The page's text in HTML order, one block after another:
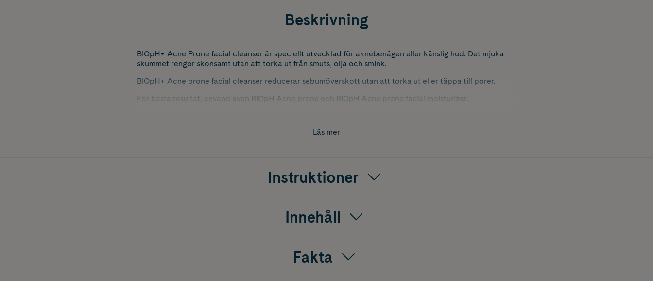
Beskrivning
BIOpH+ Acne Prone facial cleanser är speciellt utvecklad för aknebenägen eller känslig hud. Det mjuka
skummet rengör skonsamt utan att torka ut från smuts, olja och smink.
BIOpH+ Acne prone facial cleanser reducerar sebumöverskott utan att torka ut eller täppa till porer.
För bästa resultat, använd även BIOpH Acne prone och BIOpH Acne prone facial moisturizer.
Läs mer
Instruktioner
Innehåll
Fakta